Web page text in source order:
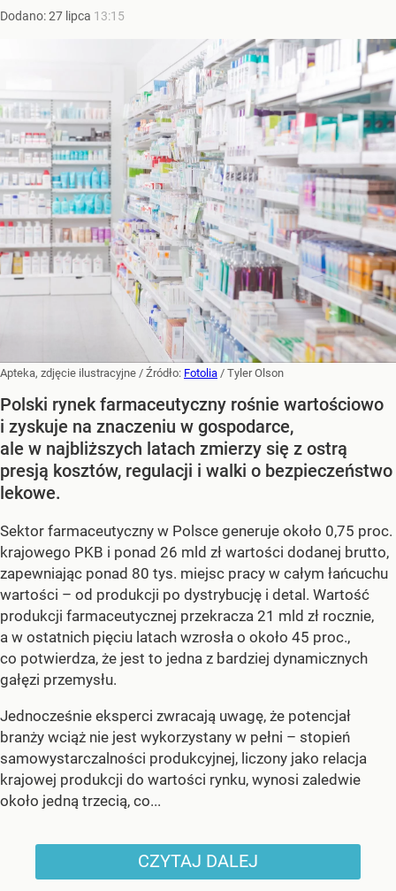
Dodano:27 lipca 13:15
Apteka, zdjęcie ilustracyjne / Źródło: Fotolia / Tyler Olson
Polski rynek farmaceutyczny rośnie wartościowo
i zyskuje na znaczeniu w gospodarce,
ale w najbliższych latach zmierzy się z ostrą
presją kosztów, regulacji i walki o bezpieczeństwo
lekowe.
Sektor farmaceutyczny w Polsce generuje około 0,75 proc.
krajowego PKB i ponad 26 mld zł wartości dodanej brutto,
zapewniając ponad 80 tys. miejsc pracy w całym łańcuchu
wartości – od produkcji po dystrybucję i detal. Wartość
produkcji farmaceutycznej przekracza 21 mld zł rocznie,
a w ostatnich pięciu latach wzrosła o około 45 proc.,
co potwierdza, że jest to jedna z bardziej dynamicznych
gałęzi przemysłu.
Jednocześnie eksperci zwracają uwagę, że potencjał
branży wciąż nie jest wykorzystany w pełni – stopień
samowystarczalności produkcyjnej, liczony jako relacja
krajowej produkcji do wartości rynku, wynosi zaledwie
około jedną trzecią, co...
CZYTAJ DALEJ